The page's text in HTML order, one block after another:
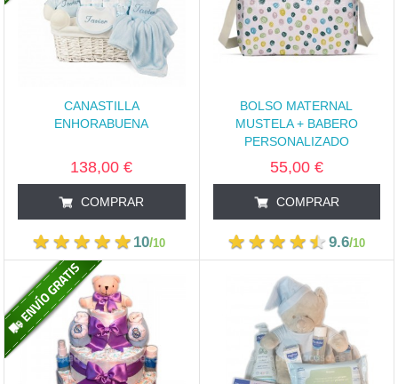
CANASTILLA
ENHORABUENA
138,00 €
COMPRAR
10/10
BOLSO MATERNAL
MUSTELA + BABERO
PERSONALIZADO
55,00 €
COMPRAR
9.6/10